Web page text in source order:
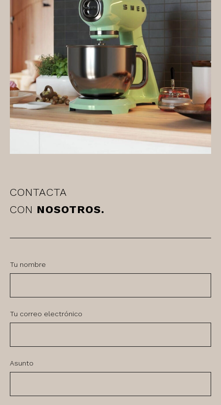
CONTACTA
CON NOSOTROS.
Tu nombre
Tu correo electrónico
Asunto